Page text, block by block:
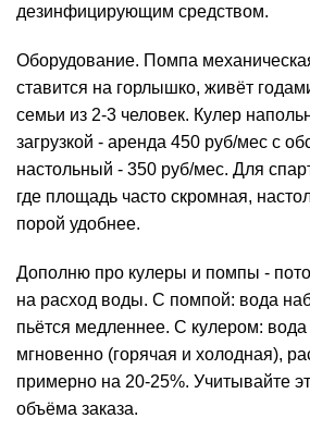
дезинфицирующим средством.
Оборудование. Помпа
ставится на горлышко, живёт
семьи из 2-3 человек. Кулер
загрузкой - аренда 450 руб/мес с
настольный - 350 руб/мес. Для
где площадь часто скромная,
порой удобнее.
Дополню про кулеры и помпы -
на расход воды. С помпой: вода
пьётся медленнее. С кулером: вода
мгновенно (горячая и холодная),
примерно на 20-25%. Учитывайте
объёма заказа.